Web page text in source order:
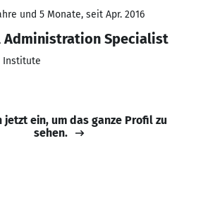
und 5 Monate, seit Apr. 2016
Administration Specialist
Institute
jetzt ein, um das ganze Profil zu
sehen.